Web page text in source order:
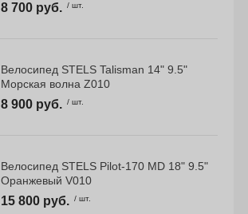
8 700 руб. / шт.
Велосипед STELS Talisman 14" 9.5"
Морская волна Z010
8 900 руб. / шт.
Велосипед STELS Pilot-170 MD 18" 9.5"
Оранжевый V010
15 800 руб. / шт.